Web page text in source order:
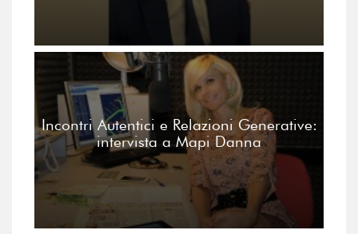
Incontri Autentici e Relazioni Generative:
intervista a Mapi Danna